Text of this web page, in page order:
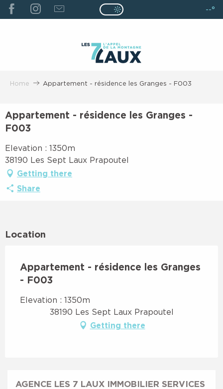
ALLER
AU
Page D’accueil Actuelle Été :
Page D’accueil Actuelle
--°
Home Appartement - résidence les Granges - F003
Appartement - résidence les Granges -
F003
Elevation : 1350m
38190 Les Sept Laux Prapoutel
Getting there
Share
Location
Appartement - résidence les Granges
- F003
Elevation : 1350m
38190 Les Sept Laux Prapoutel
Getting there
AGENCE LES 7 LAUX IMMOBILIER SERVICES